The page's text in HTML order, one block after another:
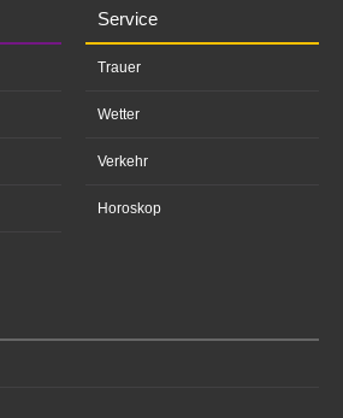
Service
Trauer
Wetter
Verkehr
Horoskop